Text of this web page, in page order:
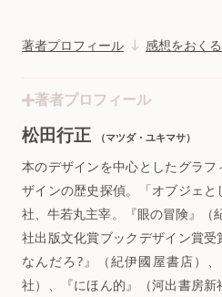
著者プロフィール 感想をおくる
著者プロフィール
松田行正 （マツダ・ユキマサ）
本のデザインを中心としたグラ
ザインの歴史探偵。「オブジェ
社、牛若丸主宰。『眼の冒険』（
社出版文化賞ブックデザイン賞
なんだろ?』（紀伊國屋書店）
社）、『にほん的』（河出書房新